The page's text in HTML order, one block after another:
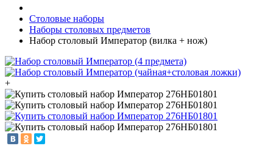
Столовые наборы
Наборы столовых предметов
Набор столовый Император (вилка + нож)
+